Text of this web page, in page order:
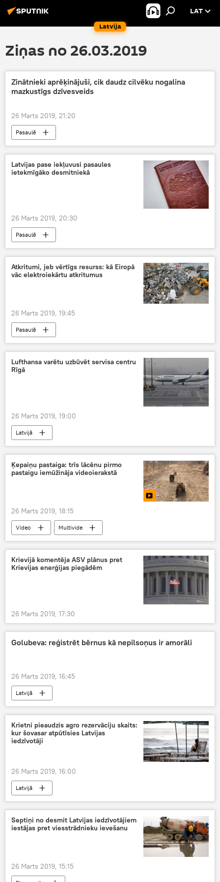
Latvija
LAT
Ziņas no 26.03.2019
Zinātnieki aprēķinājuši, cik daudz cilvēku nogalina
mazkustīgs dzīvesveids
26 Marts 2019, 21:20
Pasaulē
Latvijas pase iekļuvusi pasaules
ietekmīgāko desmitniekā
26 Marts 2019, 20:30
Pasaulē
Atkritumi, jeb vērtīgs resurss: kā Eiropā
vāc elektroiekārtu atkritumus
26 Marts 2019, 19:45
Pasaulē
Lufthansa varētu uzbūvēt servisa centru
Rīgā
26 Marts 2019, 19:00
Latvijā
Ķepaiņu pastaiga: trīs lācēnu pirmo
pastaigu iemūžināja videoierakstā
26 Marts 2019, 18:15
Video Multivide
Krievijā komentēja ASV plānus pret
Krievijas enerģijas piegādēm
26 Marts 2019, 17:30
Golubeva: reģistrēt bērnus kā nepilsoņus ir amorāli
26 Marts 2019, 16:45
Latvijā
Krietni pieaudzis agro rezervāciju skaits:
kur šovasar atpūtīsies Latvijas
iedzīvotāji
26 Marts 2019, 16:00
Latvijā
Septiņi no desmit Latvijas iedzīvotājiem
iestājas pret viesstrādnieku ievešanu
26 Marts 2019, 15:15